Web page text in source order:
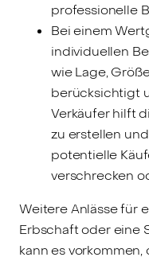
professionelle
Bei einem
individuellen
wie Lage,
berücksichtigt
Verkäufer hilft
zu erstellen
potentielle
verschrecken
Weitere Anlässe für
Erbschaft oder eine
kann es